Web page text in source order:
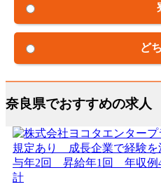
ど
奈良県でおすすめの求人